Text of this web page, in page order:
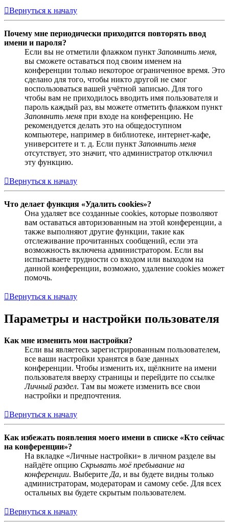
Вернуться к началу
Почему мне периодически приходится повторять ввод
имени и пароля?
Если вы не отметили флажком пункт Запомнить меня,
вы сможете оставаться под своим именем на
конференции только некоторое ограниченное время. Это
сделано для того, чтобы никто другой не смог
воспользоваться вашей учётной записью. Для того
чтобы вам не приходилось вводить имя пользователя и
пароль каждый раз, вы можете отметить флажком пункт
Запомнить меня при входе на конференцию. Не
рекомендуется делать это на общедоступном
компьютере, например в библиотеке, интернет-кафе,
университете и т. д. Если пункт Запомнить меня
отсутствует, это значит, что администратор отключил
эту функцию.
Вернуться к началу
Что делает функция «Удалить cookies»?
Она удаляет все созданные cookies, которые позволяют
вам оставаться авторизованным на этой конференции, а
также выполняют другие функции, такие как
отслеживание прочитанных сообщений, если эта
возможность включена администратором. Если вы
испытываете трудности со входом или выходом на
данной конференции, возможно, удаление cookies может
помочь.
Вернуться к началу
Параметры и настройки пользователя
Как мне изменить мои настройки?
Если вы являетесь зарегистрированным пользователем,
все ваши настройки хранятся в базе данных
конференции. Чтобы изменить их, щёлкните на имени
пользователя вверху страницы и перейдите по ссылке
Личный раздел. Там вы можете изменить все свои
настройки и предпочтения.
Вернуться к началу
Как избежать появления моего имени в списке «Кто сейчас
на конференции»?
На вкладке «Личные настройки» в личном разделе вы
найдёте опцию Скрывать моё пребывание на
конференции. Выберите Да, и вы будете видны только
администраторам, модераторам и самому себе. Для всех
остальных вы будете скрытым пользователем.
Вернуться к началу